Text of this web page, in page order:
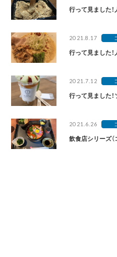
行って見ました
2021.8.17
行って見ました！
2021.7.12
行って見ました
2021.6.26
飲食店シリーズ（